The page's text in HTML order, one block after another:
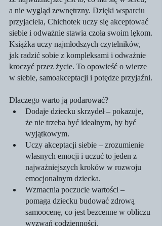
a nie wygląd zewnętrzny. Dzięki wsparciu
przyjaciela, Chichotek uczy się akceptować
siebie i odważnie stawia czoła swoim lękom.
Książka uczy najmłodszych czytelników,
jak radzić sobie z kompleksami i odważnie
kroczyć przez życie. To opowieść o wierze
w siebie, samoakceptacji i potędze przyjaźni.
Dlaczego warto ją podarować?
Dodaje dziecku skrzydeł – pokazuje,
że nie trzeba być idealnym, by być
wyjątkowym.
Uczy akceptacji siebie – zrozumienie
własnych emocji i uczuć to jeden z
najważniejszych kroków w rozwoju
emocjonalnym dziecka.
Wzmacnia poczucie wartości –
pomaga dziecku budować zdrową
samoocenę, co jest bezcenne w obliczu
wyzwań codzienności.